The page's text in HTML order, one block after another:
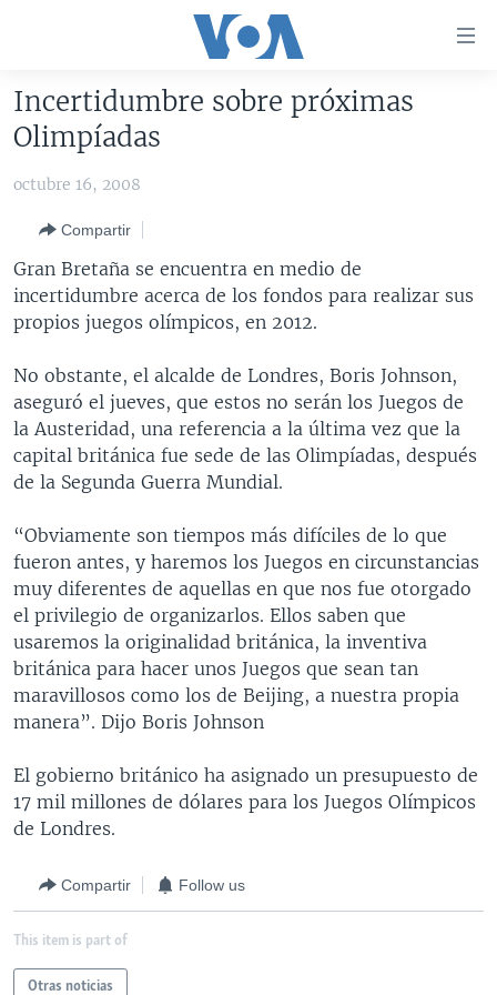
accesibilidad
Salte
contenido
Salte
navegador
principal
Salte
búsqueda
AMÉRICA DEL NORTE
EEUU
MÉXICO
HAITÍ
ELECCIONES EEUU 2024
ELECCIONES EEUU
VOTO DIVIDIDO
VOA VERIFICA
VOA VERIFICA UCRANIA/RUSIA
VOA VERIFICA INMIGRACIÓN
VOA VERIFICA AMÉRICA LATINA
AMÉRICA LATINA
ARGENTINA
BOLIVIA
CHILE
PERÚ
ECUADOR
BRASIL
CHINA EN AMÉRICA LATINA
CENTROAMÉRICA
EL SALVADOR
GUATEMALA
HONDURAS
INMIGRACIÓN
LIBERTAD DE PRENSA
MUNDO
ENTRETENIMIENTO Y CULTURA
TECNOLOGÍA
DEPORTES
CIENCIA Y SALUD
ESPECIALES DE LA VOA
LIBERTAD DE PRENSA
UCRANIA
VIDEOS
FOTOGRAFÍA
AUDIOS
PROGRAMAS TV
EL MUNDO AL DÍA
FORO INTERAMERICANO
VISIÓN 360
LAS CLAVES
RADIO
AVANCE INFORMATIVO
AUDIONOTICIAS
BUENOS DÍAS AMÉRICA
EL MUNDO AL DÍA [RADIO]
FORO [RADIO]
DEPORTIVO INTERNACIONAL
NOTA ECONÓMICA
DIRECT
DOCUMENTALES DE LA VOA
Learning English
SÍGANOS
Incertidumbre sobre próximas
Olimpíadas
octubre 16, 2008
Compartir
Gran Bretaña se encuentra en medio de
incertidumbre acerca de los fondos para realizar sus
propios juegos olímpicos, en 2012.
No obstante, el alcalde de Londres, Boris Johnson,
aseguró el jueves, que estos no serán los Juegos de
la Austeridad, una referencia a la última vez que la
capital británica fue sede de las Olimpíadas, después
de la Segunda Guerra Mundial.
“Obviamente son tiempos más difíciles de lo que
fueron antes, y haremos los Juegos en circunstancias
muy diferentes de aquellas en que nos fue otorgado
el privilegio de organizarlos. Ellos saben que
usaremos la originalidad británica, la inventiva
británica para hacer unos Juegos que sean tan
maravillosos como los de Beijing, a nuestra propia
manera”. Dijo Boris Johnson
El gobierno británico ha asignado un presupuesto de
17 mil millones de dólares para los Juegos Olímpicos
de Londres.
Compartir Follow us
This item is part of
Otras noticias